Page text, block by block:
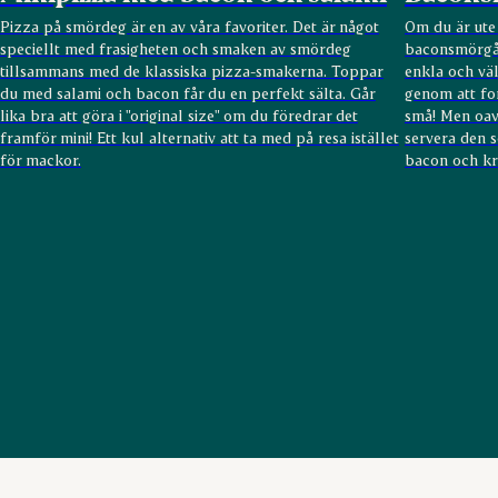
Pizza på smördeg är en av våra favoriter. Det är något
speciellt med frasigheten och smaken av smördeg
tillsammans med de klassiska pizza-smakerna. Toppar
du med salami och bacon får du en perfekt sälta. Går
lika bra att göra i "original size" om du föredrar det
framför mini! Ett kul alternativ att ta med på resa istället
för mackor.
Om du är
enkla och
genom att
små! Men
servera den
bacon och